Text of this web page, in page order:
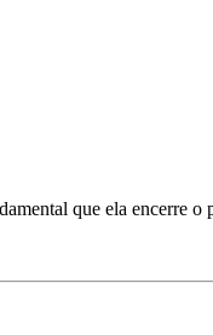
que ela encerre